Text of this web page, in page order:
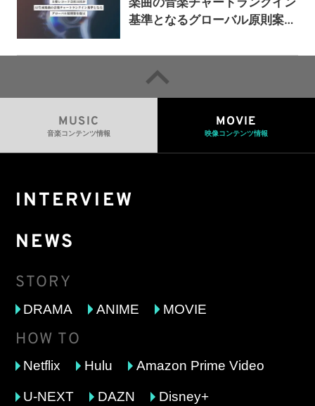
基準となるグローバル原則案を
るための統一的な枠組みを提案
MUSIC
音楽コンテンツ情報
MOVIE
映像コンテンツ情報
INTERVIEW
NEWS
STORY
DRAMA ANIME MOVIE
HOW TO
Netflix Hulu Amazon Prime Video
U-NEXT DAZN Disney+